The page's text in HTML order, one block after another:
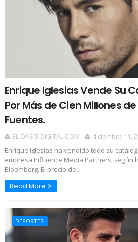
Enrique Iglesias Vende Su
Por Más de Cien Millones
Fuentes.
EL OASIS DIGITAL.COM
diciembre 11,
Enrique Iglesias ha vendido todo su
empresa Influence Media Partners, según
Bloomberg. El precio de...
Read More
DEPORTES.